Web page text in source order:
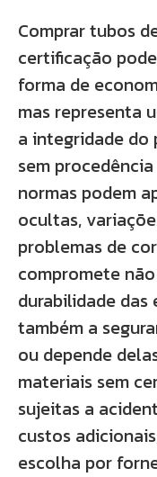
Comprar tubos
certificação
forma de
mas representa
a integridade
sem
normas podem
ocultas,
problemas de
compromete
durabilidade das
também a
ou depende
materiais sem
sujeitas a
custos
escolha por